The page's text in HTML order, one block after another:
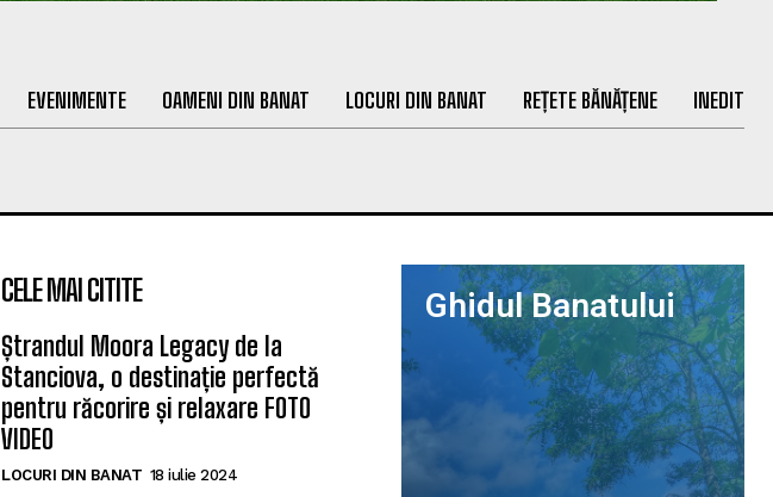
EVENIMENTE OAMENI DIN BANAT LOCURI DIN BANAT REȚETE BĂNĂȚENE INEDIT
CELE MAI CITITE
Ștrandul Moora Legacy de la
Stanciova, o destinație perfectă
pentru răcorire și relaxare FOTO
VIDEO
LOCURI DIN BANAT 18 iulie 2024
Ghidul Banatului